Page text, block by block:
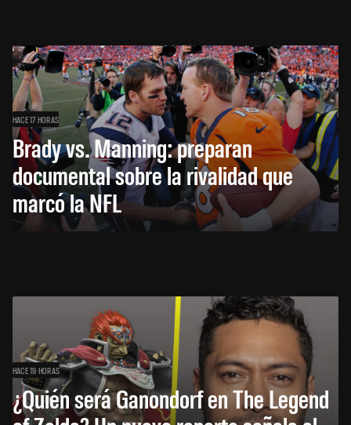
HACE 17 HORAS
Brady vs. Manning: preparan
documental sobre la rivalidad que
marcó la NFL
HACE 19 HORAS
¿Quién será Ganondorf en The Legend